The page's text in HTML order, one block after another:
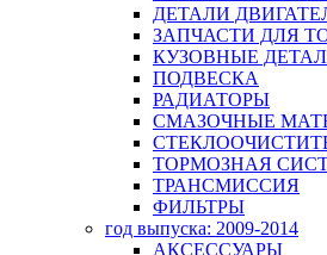
ДЕТАЛИ
ЗАПЧАСТИ ДЛЯ
КУЗОВНЫЕ
ПОДВЕСКА
РАДИАТОРЫ
СМАЗОЧНЫЕ
ТОРМОЗНАЯ
ТРАНСМИССИЯ
ФИЛЬТРЫ
год выпуска: 2009-2014
АКСЕССУАРЫ